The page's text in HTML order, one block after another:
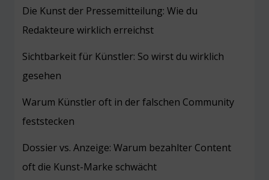
Die Kunst der Pressemitteilung: Wie du
Redakteure wirklich erreichst
Sichtbarkeit für Künstler: So wirst du wirklich
gesehen
Warum Künstler oft in der falschen Community
feststecken
Dossier vs. Anzeige: Warum bezahlter Content
oft die Kunst-Marke schwächt